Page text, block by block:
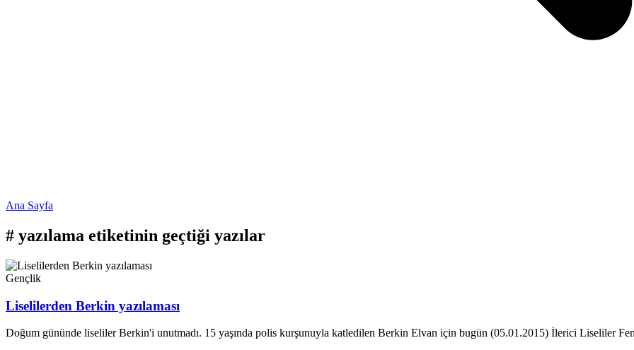
Ana Sayfa
# yazılama etiketinin geçtiği yazılar
Gençlik
Liselilerden Berkin yazılaması
Doğum gününde liseliler Berkin'i unutmadı. 15 yaşında polis kurşunuyla katledilen Berkin Elvan için bugün (05.01.2015) İlerici Liseliler